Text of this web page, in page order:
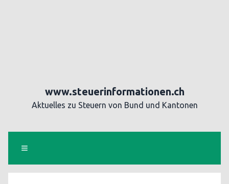
www.steuerinformationen.ch
Aktuelles zu Steuern von Bund und Kantonen